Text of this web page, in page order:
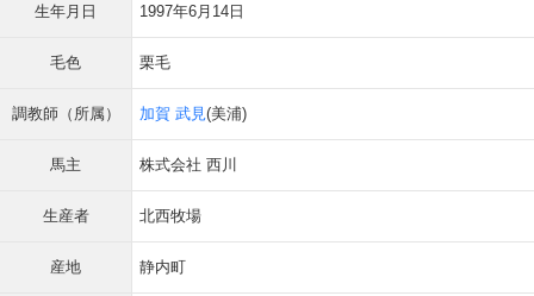
生年月日 1997年6月14日
毛色 栗毛
調教師（所属） 加賀 武見(美浦)
馬主 株式会社 西川
生産者 北西牧場
産地 静内町